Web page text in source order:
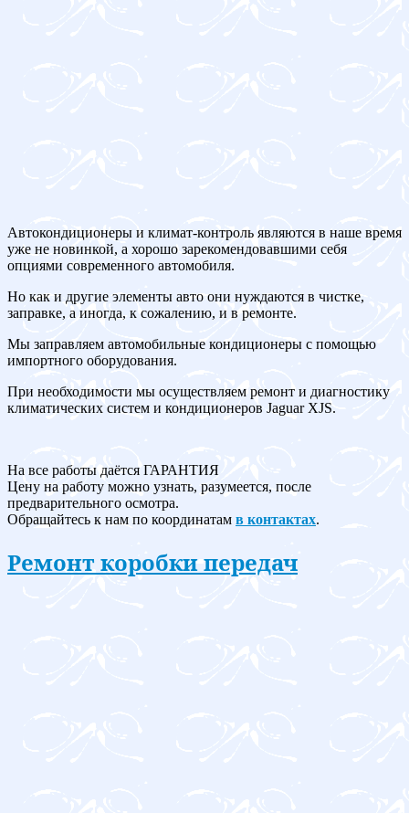
Автокондиционеры и климат-контроль являются в наше время
уже не новинкой, а хорошо зарекомендовавшими себя
опциями современного автомобиля.
Но как и другие элементы авто они нуждаются в чистке,
заправке, а иногда, к сожалению, и в ремонте.
Мы заправляем автомобильные кондиционеры с помощью
импортного оборудования.
При необходимости мы осуществляем ремонт и диагностику
климатических систем и кондиционеров Jaguar XJS.
На все работы даётся ГАРАНТИЯ
Цену на работу можно узнать, разумеется, после
предварительного осмотра.
Обращайтесь к нам по координатам в контактах.
Ремонт коробки передач